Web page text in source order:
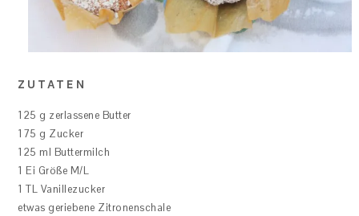
ZUTATEN
125 g zerlassene Butter
175 g Zucker
125 ml Buttermilch
1 Ei Größe M/L
1 TL Vanillezucker
etwas geriebene Zitronenschale